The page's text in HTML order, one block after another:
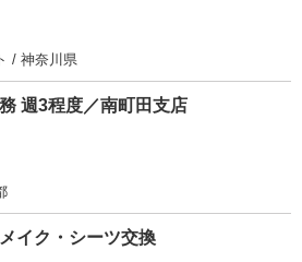
/ 神奈川県
週3程度／南町田支店
イク・シーツ交換